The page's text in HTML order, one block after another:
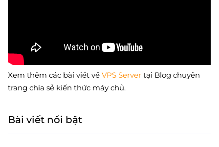
Xem thêm các bài viết về VPS Servertại Blog chuyên
trang chia sẻ kiến thức máy chủ.
Bài viết nổi bật